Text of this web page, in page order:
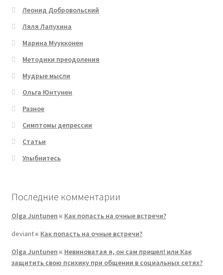
Леонид Добровольский
Ляля Лапухина
Марина Муукконен
Методики преодоления
Мудрые мысли
Ольга Юнтунен
Разное
Симптомы депрессии
Статьи
Улыбнитесь
Последние комментарии
Olga Juntunen к Как попасть на очные встречи?
deviantк Как попасть на очные встречи?
Olga Juntunen к Невиноватая я, он сам пришел! или Как
защитить свою психику при общении в социальных сетях?